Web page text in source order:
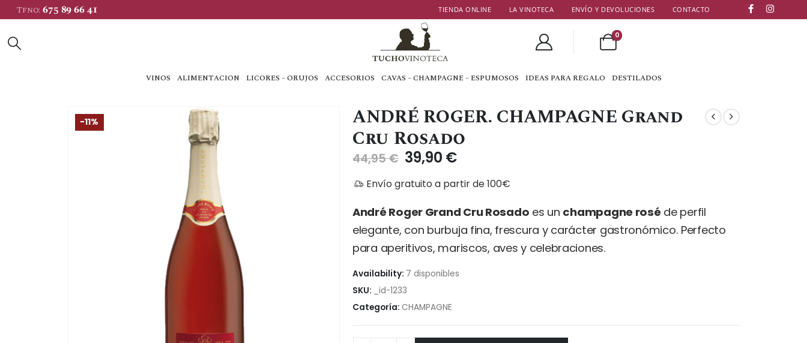
Tfno:675 89 66 41 TIENDA ONLINE LA VINOTECA ENVÍO Y DEVOLUCIONES CONTACTO
0
VINOS ALIMENTACION LICORES – ORUJOS ACCESORIOS CAVAS – CHAMPAGNE – ESPUMOSOS IDEAS PARA REGALO DESTILADOS
-11% ANDRÉ ROGER. CHAMPAGNE Grand
Cru Rosado
44,95€ El
precio
original
44,95 €.
39,90 €El
actual
39,90 €.
Envío gratuito a partir de 100€
André Roger Grand Cru Rosado es un champagne roséde perfil
elegante, con burbuja fina, frescura y carácter gastronómico. Perfecto
para aperitivos, mariscos, aves y celebraciones.
Availability: 7 disponibles
SKU:
_id-1233
Categoría: CHAMPAGNE